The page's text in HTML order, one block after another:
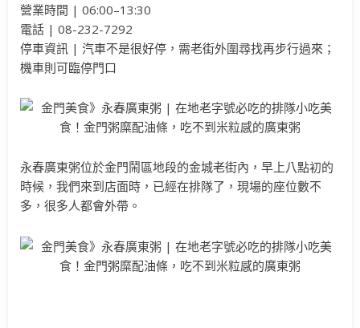
營業時間 | 06:00–13:30
電話 | 08-232-7292
停車資訊 | 汽車不是很好停，需老街外圍尋找再步行過來；
機車則可臨停門口
永春廣東粥位於金門鬧區地段的金城老街內，早上八點初的
時候，我們來到店面時，已經在排隊了，現場的座位數不
多，很多人都會外帶。